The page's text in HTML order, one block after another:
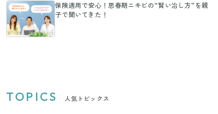
保険適用で安心！思春期ニキビの“賢い治し方”を親
子で聞いてきた！
TOPICS 人気トピックス